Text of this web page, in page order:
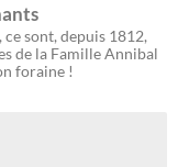
sont, depuis 1812,
de la Famille Annibal
foraine !